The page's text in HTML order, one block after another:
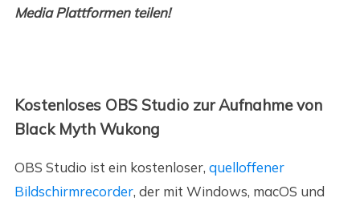
Media Plattformen teilen!
Kostenloses OBS Studio zur Aufnahme von
Black Myth Wukong
OBS Studio ist ein kostenloser, quelloffener
Bildschirmrecorder, der mit Windows, macOS und